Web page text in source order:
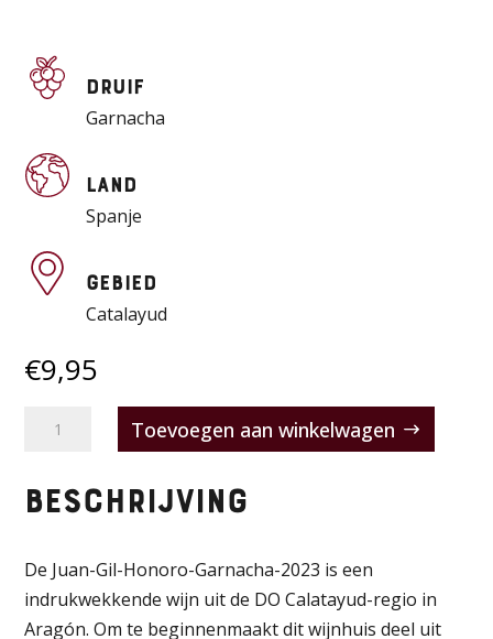
Druif
Garnacha
Land
Spanje
Gebied
Catalayud
€9,95
Juan
Vera
2023
aantal
Toevoegen aan winkelwagen
Beschrijving
De Juan-Gil-Honoro-Garnacha-2023 is een
indrukwekkende wijn uit de DO Calatayud-regio in
Aragón. Om te beginnenmaakt dit wijnhuis deel uit